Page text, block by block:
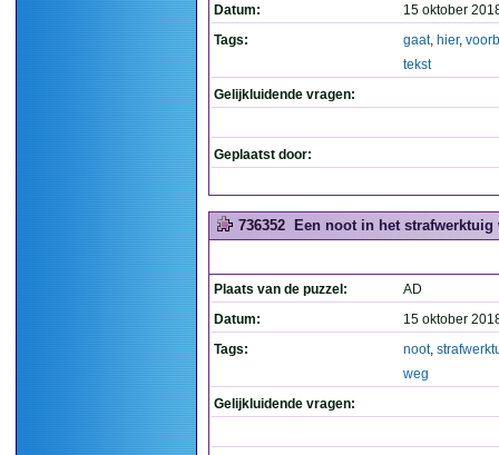
Datum:
15 oktober
Tags:
gaat, hier,
tekst
Gelijkluidende vragen:
Geplaatst door:
736352 Een noot in het strafwerktuig
Plaats van de puzzel:
AD
Datum:
15 oktober
Tags:
noot,
weg
Gelijkluidende vragen: